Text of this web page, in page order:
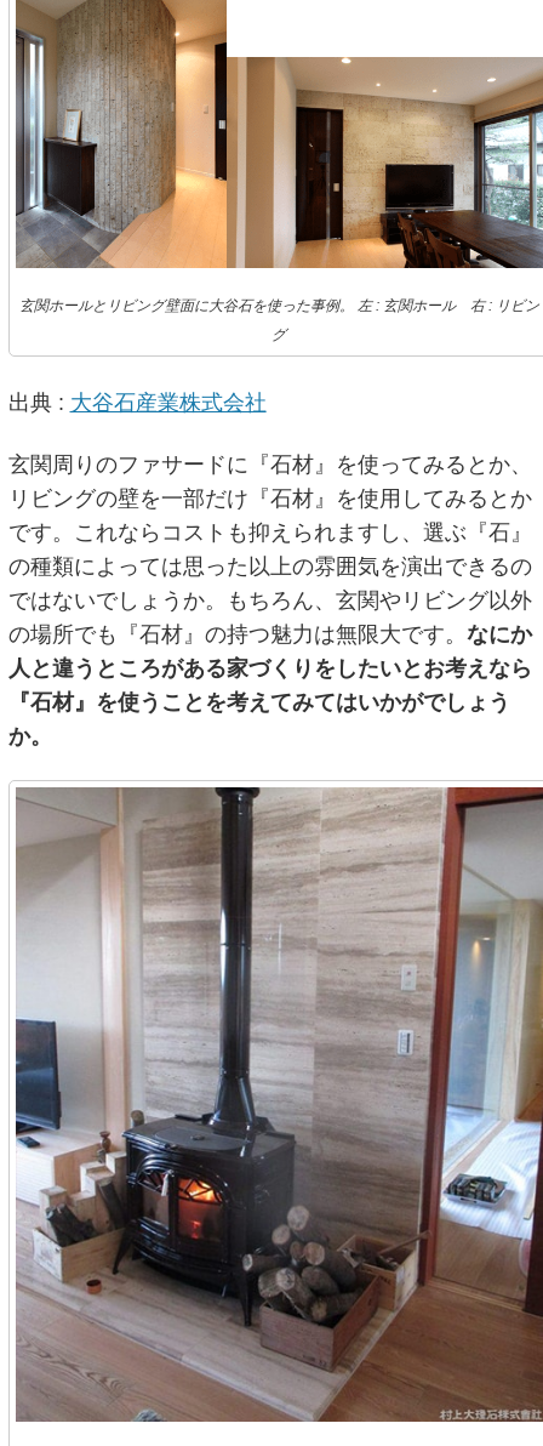
玄関ホールとリビング壁面に大谷石を使った事例。 左 : 玄関ホール 右 : リビン
グ
出典 : 大谷石産業株式会社
玄関周りのファサードに『石材』を使ってみるとか、
リビングの壁を一部だけ『石材』を使用してみるとか
です。これならコストも抑えられますし、選ぶ『石』
の種類によっては思った以上の雰囲気を演出できるの
ではないでしょうか。もちろん、玄関やリビング以外
の場所でも『石材』の持つ魅力は無限大です。 なにか
人と違うところがある家づくりをしたいとお考えなら
『石材』を使うことを考えてみてはいかがでしょう
か。